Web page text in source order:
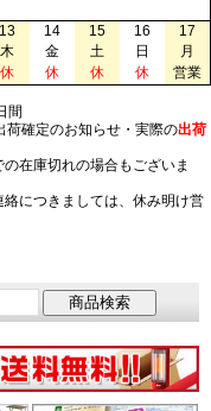
13 14 15 16
17
木 金 土 日
月
休 休 休 休
営業
間
荷確定のお知らせ・実際の出荷
在庫切れの場合もございま
につきましては、休み明け営